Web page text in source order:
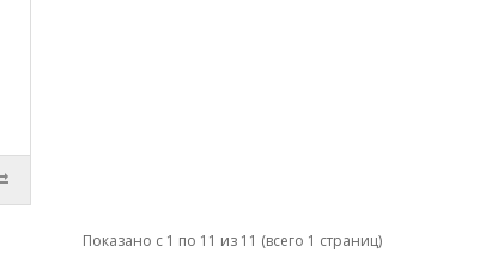
Показано с 1 по 11 из 11 (всего 1 страниц)